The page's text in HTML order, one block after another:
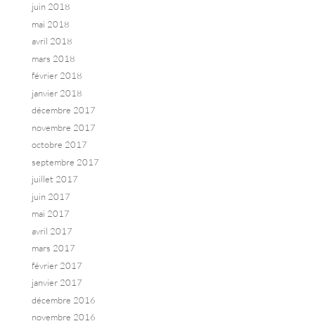
juin 2018
mai 2018
avril 2018
mars 2018
février 2018
janvier 2018
décembre 2017
novembre 2017
octobre 2017
septembre 2017
juillet 2017
juin 2017
mai 2017
avril 2017
mars 2017
février 2017
janvier 2017
décembre 2016
novembre 2016